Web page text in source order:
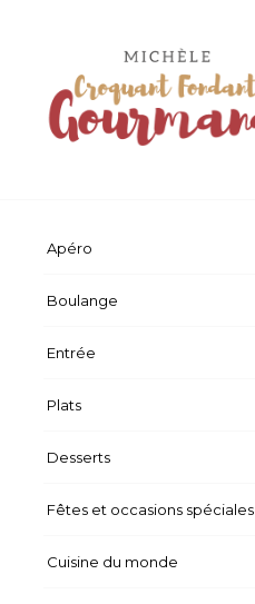
Apéro
Boulange
Entrée
Plats
Desserts
Fêtes et occasions spéciales
Cuisine du monde